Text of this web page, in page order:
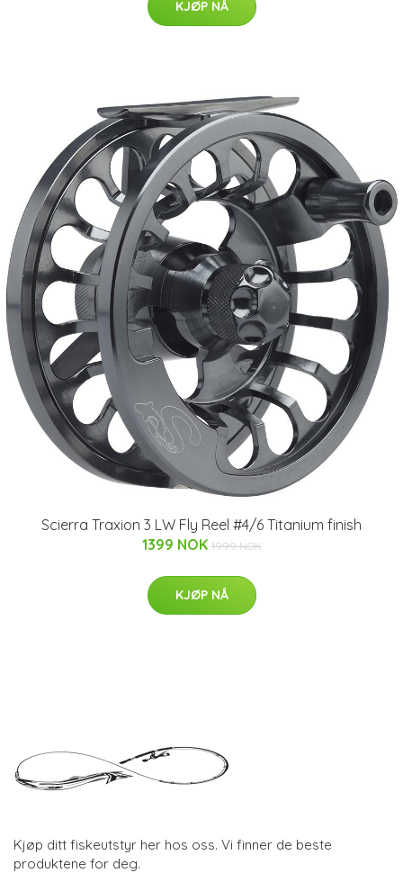
KJØP NÅ
Scierra Traxion 3 LW Fly Reel #4/6 Titanium finish
1399 NOK 1999 NOK
KJØP NÅ
Kjøp ditt fiskeutstyr her hos oss. Vi finner de beste
produktene for deg.